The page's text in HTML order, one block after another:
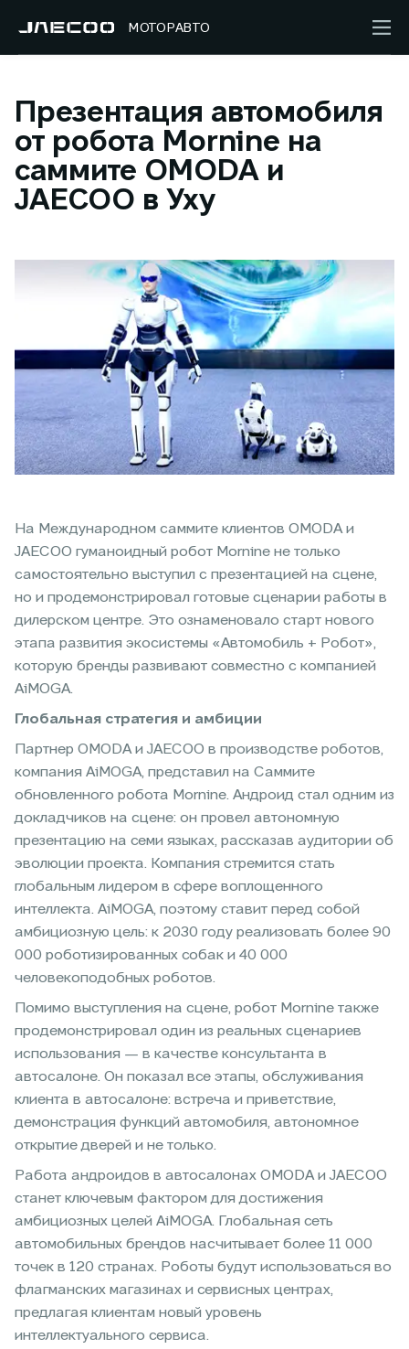
МОТОРАВТО
Презентация автомобиля
от робота Mornine на
саммите OMODA и
JAECOO в Уху
На Международном саммите клиентов OMODA и
JAECOO гуманоидный робот Mornine не только
самостоятельно выступил с презентацией на сцене,
но и продемонстрировал готовые сценарии работы в
дилерском центре. Это ознаменовало старт нового
этапа развития экосистемы «Автомобиль + Робот»,
которую бренды развивают совместно с компанией
AiMOGA.
Глобальная стратегия и амбиции
Партнер OMODA и JAECOO в производстве роботов,
компания AiMOGA, представил на Саммите
обновленного робота Mornine. Андроид стал одним из
докладчиков на сцене: он провел автономную
презентацию на семи языках, рассказав аудитории об
эволюции проекта. Компания стремится стать
глобальным лидером в сфере воплощенного
интеллекта. AiMOGA, поэтому ставит перед собой
амбициозную цель: к 2030 году реализовать более 90
000 роботизированных собак и 40 000
человекоподобных роботов.
Помимо выступления на сцене, робот Mornine также
продемонстрировал один из реальных сценариев
использования — в качестве консультанта в
автосалоне. Он показал все этапы, обслуживания
клиента в автосалоне: встреча и приветствие,
демонстрация функций автомобиля, автономное
открытие дверей и не только.
Работа андроидов в автосалонах OMODA и JAECOO
станет ключевым фактором для достижения
амбициозных целей AiMOGA. Глобальная сеть
автомобильных брендов насчитывает более 11 000
точек в 120 странах. Роботы будут использоваться во
флагманских магазинах и сервисных центрах,
предлагая клиентам новый уровень
интеллектуального сервиса.